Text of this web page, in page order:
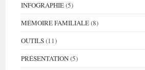
INFOGRAPHIE(5)
MÉMOIRE FAMILIALE(8)
OUTILS(11)
PRÉSENTATION(5)